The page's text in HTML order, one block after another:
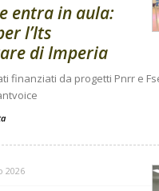
entra in aula:
l’Its
di Imperia
finanziati da progetti Pnrr e
2026